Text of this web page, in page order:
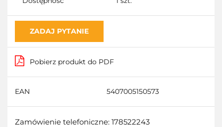
ZADAJ PYTANIE
Pobierz produkt do PDF
EAN 5407005150573
Zamówienie telefoniczne: 178522243